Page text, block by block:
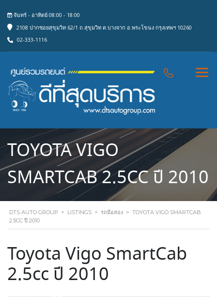
จันทร์ - อาทิตย์ 08:00 - 18:00
2108 ปากซอยสุขุมวิท 62/1 ถ.สุขุมวิท ต.บางจาก อ.พระโขนง กรุงเทพฯ 10260
02-333-1116
TOYOTA VIGO
SMARTCAB 2.5CC ปี 2010
DTS AUTO GROUP > LISTINGS > รถมือสอง > TOYOTA VIGO SMARTCAB
2.5CC ปี 2010
Toyota Vigo SmartCab
2.5cc ปี 2010